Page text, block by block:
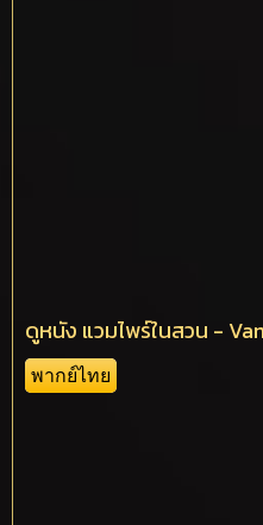
ดูหนัง แวมไพร์ในสวน -
พากย์ไทย